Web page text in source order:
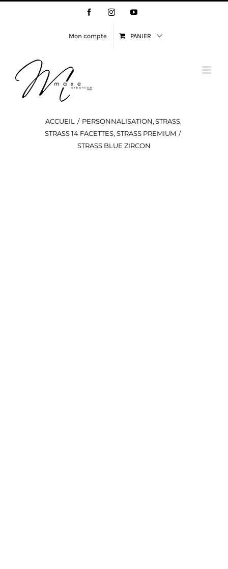
FacebookInstagramYouTube
Mon compte PANIER
ACCUEIL PERSONNALISATION STRASS
STRASS 14 FACETTES STRASS PREMIUM
STRASS BLUE ZIRCON